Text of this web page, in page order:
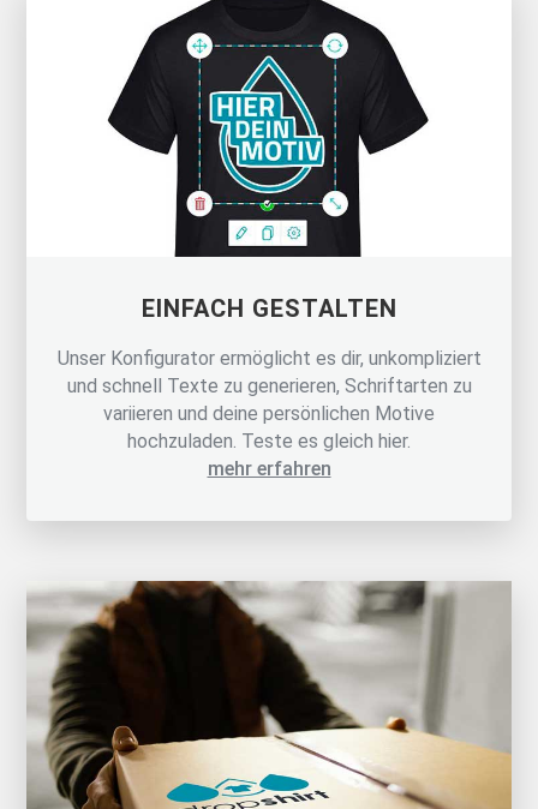
EINFACH GESTALTEN
Unser Konfigurator ermöglicht es dir, unkompliziert
und schnell Texte zu generieren, Schriftarten zu
variieren und deine persönlichen Motive
hochzuladen. Teste es gleich hier.
mehr erfahren